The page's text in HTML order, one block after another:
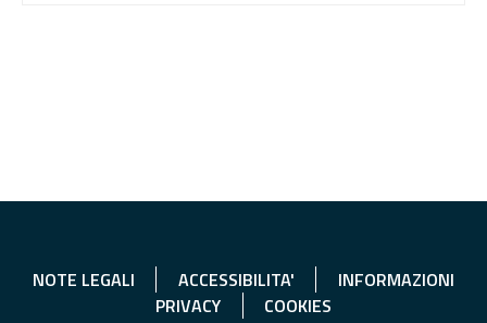
NOTE LEGALI ACCESSIBILITA'
INFORMAZIONI
PRIVACY
COOKIES